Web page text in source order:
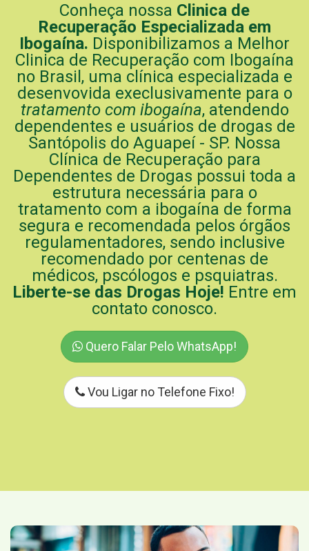
Conheça nossa Clinica de
Recuperação Especializada em
Ibogaína. Disponibilizamos a Melhor
Clinica de Recuperação com Ibogaína
no Brasil, uma clínica especializada e
desenvovida execlusivamente para o
tratamento com ibogaína, atendendo
dependentes e usuários de drogas de
Santópolis do Aguapeí - SP. Nossa
Clínica de Recuperação para
Dependentes de Drogas possui toda a
estrutura necessária para o
tratamento com a ibogaína de forma
segura e recomendada pelos órgãos
regulamentadores, sendo inclusive
recomendado por centenas de
médicos, pscólogos e psquiatras.
Liberte-se das Drogas Hoje! Entre em
contato conosco.
Quero Falar Pelo WhatsApp!
Vou Ligar no Telefone Fixo!